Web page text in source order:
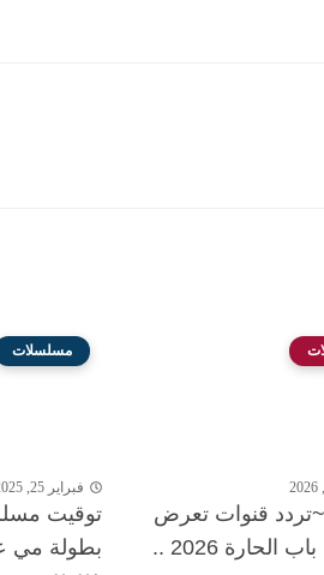
~تردد قنوات تعرض
مسلسل باب الحارة 2026 ..
مسلسلات
فبراير 25, 2025
توقيت
بطولة مي